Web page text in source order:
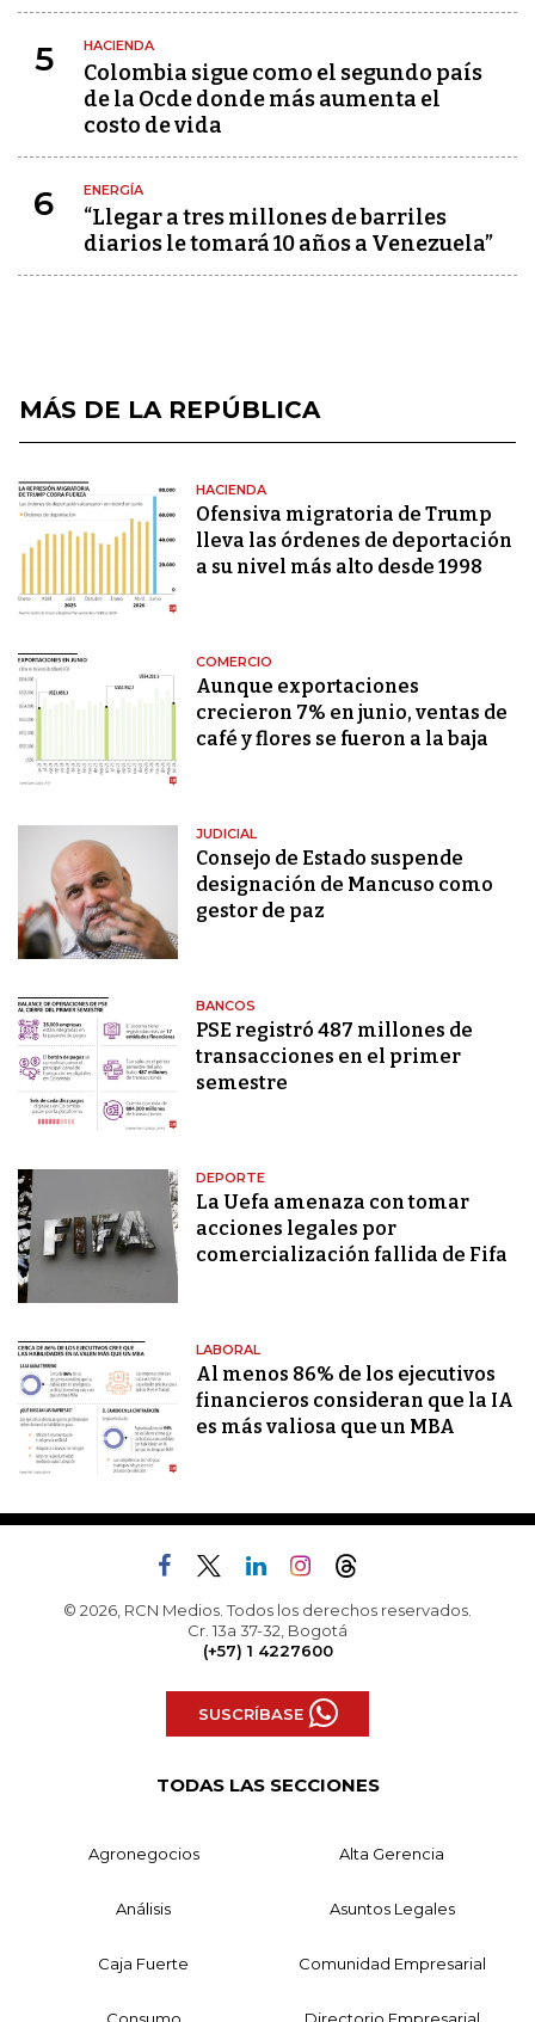
5 HACIENDA
Colombia sigue como el segundo país
de la Ocde donde más aumenta el
costo de vida
6 ENERGÍA
“Llegar a tres millones de barriles
diarios le tomará 10 años a Venezuela”
MÁS DE LA REPÚBLICA
HACIENDA
Ofensiva migratoria de Trump
lleva las órdenes de deportación
a su nivel más alto desde 1998
COMERCIO
Aunque exportaciones
crecieron 7% en junio, ventas de
café y flores se fueron a la baja
JUDICIAL
Consejo de Estado suspende
designación de Mancuso como
gestor de paz
BANCOS
PSE registró 487 millones de
transacciones en el primer
semestre
DEPORTE
La Uefa amenaza con tomar
acciones legales por
comercialización fallida de Fifa
LABORAL
Al menos 86% de los ejecutivos
financieros consideran que la IA
es más valiosa que un MBA
© 2026, RCN Medios. Todos los derechos reservados.
Cr. 13a 37-32, Bogotá
(+57) 1 4227600
SUSCRÍBASE
TODAS LAS SECCIONES
Agronegocios Alta Gerencia
Análisis Asuntos Legales
Caja Fuerte Comunidad Empresarial